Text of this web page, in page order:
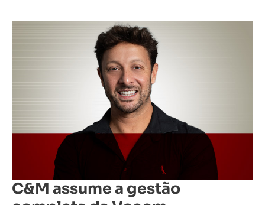
C&M assume a gestão